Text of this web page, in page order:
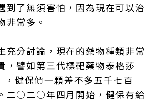
到了無須害怕，因為現在可以治
非常多。
充分討論，現在的藥物種類非常
，譬如第三代標靶藥物泰格莎
，健保價一顆差不多五千七百
二○二○年四月開始，健保有給